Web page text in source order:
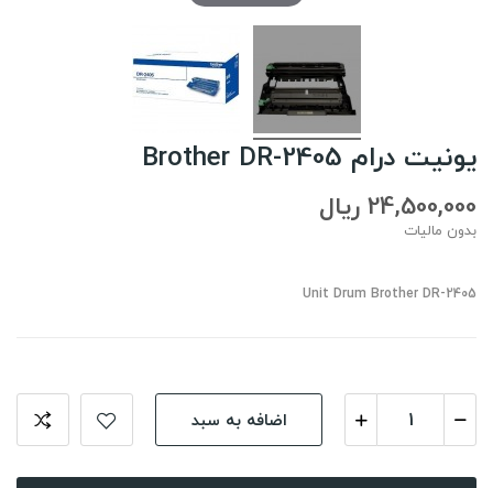
یونیت درام Brother DR-2405
24,500,000 ریال
بدون مالیات
Unit Drum Brother DR-2405
اضافه به سبد